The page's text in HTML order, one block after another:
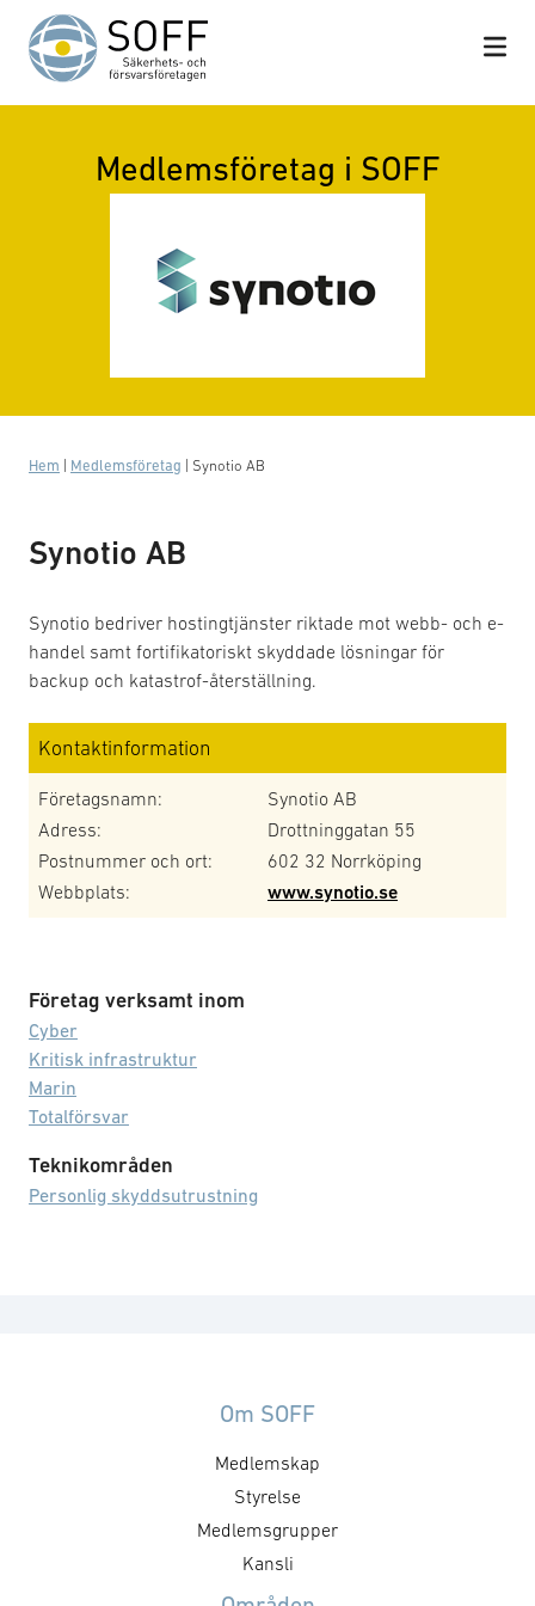
Hoppa till innehåll
Medlemsföretag i SOFF
Hem Medlemsföretag Synotio AB
Synotio AB
Synotio bedriver hostingtjänster riktade mot webb- och e-
handel samt fortifikatoriskt skyddade lösningar för
backup och katastrof-återställning.
Kontaktinformation
Företagsnamn:
Synotio AB
Adress:
Drottninggatan 55
Postnummer och ort:
602 32 Norrköping
Webbplats:
www.synotio.se
Företag verksamt inom
Cyber
Kritisk infrastruktur
Marin
Totalförsvar
Teknikområden
Personlig skyddsutrustning
Om SOFF
Medlemskap
Styrelse
Medlemsgrupper
Kansli